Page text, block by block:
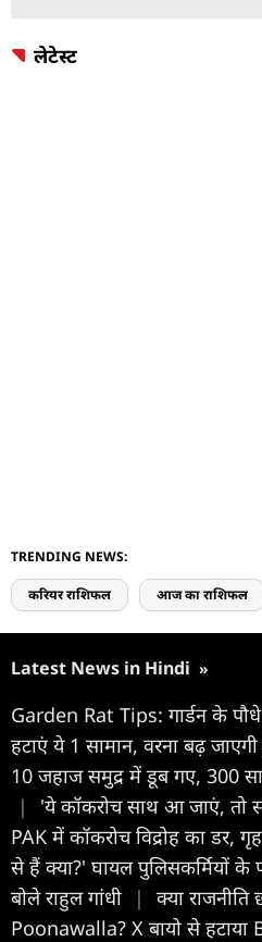
लेटेस्ट
TRENDING NEWS:
करियर राशिफल आज का राशिफल
Latest News in Hindi »
Garden Rat Tips: गार्डन के
हटाएं ये 1 सामान, वरना बढ़
10 जहाज समुद्र में डूब गए, 300
|
'ये कॉकरोच साथ आ जाएं,
PAK में कॉकरोच विद्रोह का डर, गृह
से हैं क्या?' घायल पुलिसकर्मियों के
बोले राहुल गांधी
|
क्या
Poonawalla? X बायो से हटाया